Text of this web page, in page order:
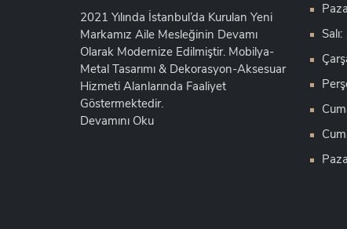
2021 Yılında İstanbul’da Kurulan Yeni
Markamız Aile Mesleğinin Devamı
Olarak Modernize Edilmiştir. Mobilya-
Metal Tasarımı & Dekorasyon-Aksesuar
Hizmeti Alanlarında Faaliyet
Göstermektedir.
Devamını Oku